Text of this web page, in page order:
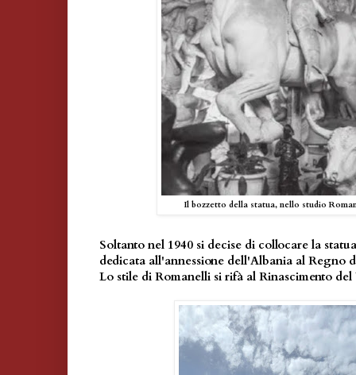
Il bozzetto della statua, nello studio
Soltanto nel 1940 si decise di collocare la
dedicata all'annessione dell'Albania al Regno
Lo stile di Romanelli si rifà al Rinascimento